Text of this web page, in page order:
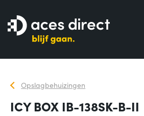
Opslagbehuizingen
ICY BOX IB-138SK-B-II